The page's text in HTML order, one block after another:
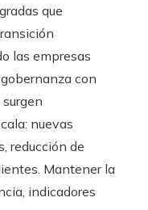
que
las empresas
con
nuevas
reducción de
Mantener la
indicadores